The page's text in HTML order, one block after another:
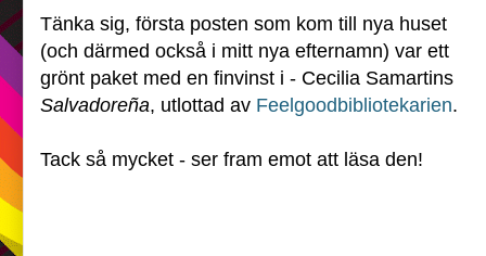
Tänka sig, första posten som kom till nya huset
(och därmed också i mitt nya efternamn) var ett
grönt paket med en finvinst i - Cecilia Samartins
Salvadoreña, utlottad av Feelgoodbibliotekarien.
Tack så mycket - ser fram emot att läsa den!